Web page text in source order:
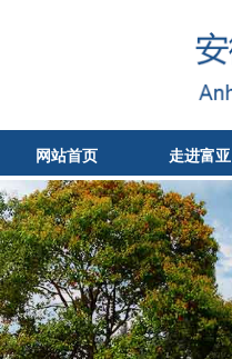
网站首页 走进富亚